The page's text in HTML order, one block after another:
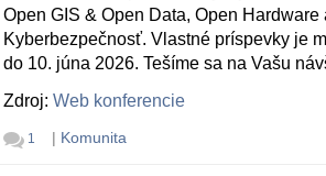
Open GIS & Open Data, Open Hardware
Kyberbezpečnosť. Vlastné príspevky je
do 10. júna 2026. Tešíme sa na Vašu
Zdroj:Web konferencie
1 | Komunita